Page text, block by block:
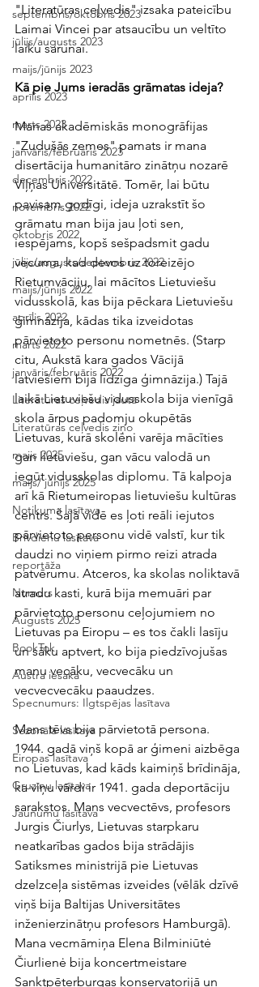
septembris/oktobris 2023
jūlijs/augusts 2023
maijs/jūnijs 2023
aprīlis 2023
marts 2023
janvāris/februāris 2023
decembris 2022
novembris 2022
oktobris 2022
jūlijs/augusts/septembris 2022
maijs/jūnijs 2022
aprīlis 2022
marts 2022
janvāris/februāris 2022
Literatūras ceļvedis jautā
Literatūras ceļvedis ziņo
maijs 2025
maijs/ jūnijs 2025
Notikuma lasītava
Brīvdienu lasītava
reportāža
Numurs
Augusts 2025
BookTok
Austra iesaka
Specnumurs: Ilgtspējas lasītava
Sezonālā lasītava
Eiropas lasītava
Gruzīnu lasītava
Jaunumu lasītava
"Literatūras ceļvedis" izsaka pateicību
Laimai Vincei par atsaucību un veltīto
laiku sarunai.
Kā pie Jums ieradās grāmatas ideja?
Manas akadēmiskās monogrāfijas
"Zudušās zemes" pamats ir mana
disertācija humanitāro zinātņu nozarē
Viļņas Universitātē. Tomēr, lai būtu
pavisam godīgi, ideja uzrakstīt šo
grāmatu man bija jau ļoti sen,
iespējams, kopš sešpadsmit gadu
vecuma, kad devos uz toreizējo
Rietumvāciju, lai mācītos Lietuviešu
vidusskolā, kas bija pēckara Lietuviešu
ģimnāzija, kādas tika izveidotas
pārvietoto personu nometnēs. (Starp
citu, Aukstā kara gados Vācijā
latviešiem bija līdzīga ģimnāzija.) Tajā
laikā Lietuviešu vidusskola bija vienīgā
skola ārpus padomju okupētās
Lietuvas, kurā skolēni varēja mācīties
gan lietuviešu, gan vācu valodā un
iegūt vidusskolas diplomu. Tā kalpoja
arī kā Rietumeiropas lietuviešu kultūras
centrs. Šajā vidē es ļoti reāli iejutos
pārvietoto personu vidē valstī, kur tik
daudzi no viņiem pirmo reizi atrada
patvērumu. Atceros, ka skolas noliktavā
atradu kasti, kurā bija memuāri par
pārvietoto personu ceļojumiem no
Lietuvas pa Eiropu – es tos čakli lasīju
un sāku aptvert, ko bija piedzīvojušas
manu vecāku, vecvecāku un
vecvecvecāku paaudzes.
Mans tēvs bija pārvietotā persona.
1944. gadā viņš kopā ar ģimeni aizbēga
no Lietuvas, kad kāds kaimiņš brīdināja,
ka viņu vārdi ir 1941. gada deportāciju
sarakstos. Mans vecvectēvs, profesors
Jurgis Čiurlys, Lietuvas starpkaru
neatkarības gados bija strādājis
Satiksmes ministrijā pie Lietuvas
dzelzceļa sistēmas izveides (vēlāk dzīvē
viņš bija Baltijas Universitātes
inženierzinātņu profesors Hamburgā).
Mana vecmāmiņa Elena Bilminiūtė
Čiurlienė bija koncertmeistare
Sanktpēterburgas konservatorijā un